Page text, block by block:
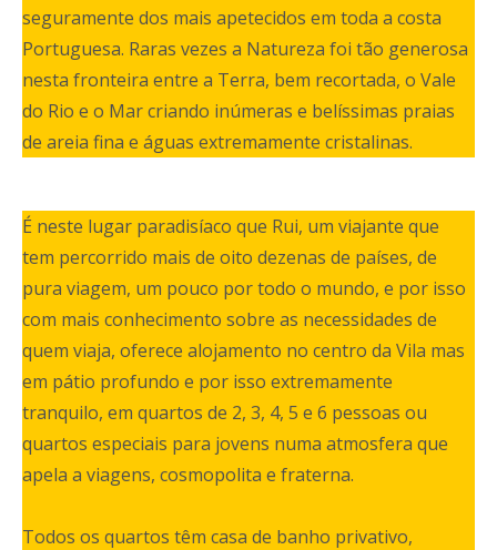
seguramente dos mais apetecidos em toda a costa
Portuguesa. Raras vezes a Natureza foi tão generosa
nesta fronteira entre a Terra, bem recortada, o Vale
do Rio e o Mar criando inúmeras e belíssimas praias
de areia fina e águas extremamente cristalinas.
É neste lugar paradisíaco que Rui, um viajante que
tem percorrido mais de oito dezenas de países, de
pura viagem, um pouco por todo o mundo, e por isso
com mais conhecimento sobre as necessidades de
quem viaja, oferece alojamento no centro da Vila mas
em pátio profundo e por isso extremamente
tranquilo, em quartos de 2, 3, 4, 5 e 6 pessoas ou
quartos especiais para jovens numa atmosfera que
apela a viagens, cosmopolita e fraterna.
Todos os quartos têm casa de banho privativo,